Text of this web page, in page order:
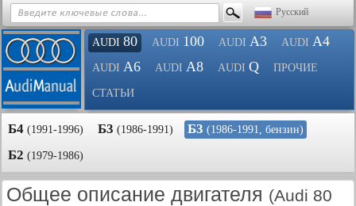
Русский
AUDI 80 AUDI 100 AUDI A3 AUDI A4
AUDI A6 AUDI A8 AUDI Q ПРОЧИЕ
СТАТЬИ
Б4 (1991-1996) Б3 (1986-1991) Б3 (1986-1991, бензин)
Б2 (1979-1986)
Общее описание двигателя (Audi 80